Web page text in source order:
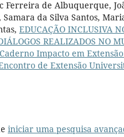
Ferreira de Albuquerque,
Samara da Silva Santos,
EDUCAÇÃO INCLUSIVA
REALIZADOS NO
Caderno Impacto em
de Extensão
iniciar uma pesquisa